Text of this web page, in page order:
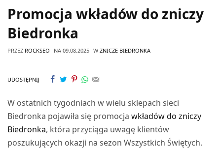
Promocja wkładów do zniczy
Biedronka
PRZEZ ROCKSEO NA 09.08.2025 W ZNICZE BIEDRONKA
UDOSTĘPNIJ
W ostatnich tygodniach w wielu sklepach sieci
Biedronka pojawiła się promocjawkładów do zniczy
Biedronka, która przyciąga uwagę klientów
poszukujących okazji na sezon Wszystkich Świętych.